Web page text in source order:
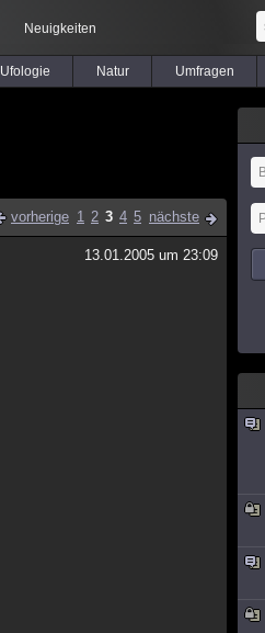
Neuigkeiten
Ufologie Natur Umfragen
vorherige 1 2 3 4 5 nächste
13.01.2005 um 23:09